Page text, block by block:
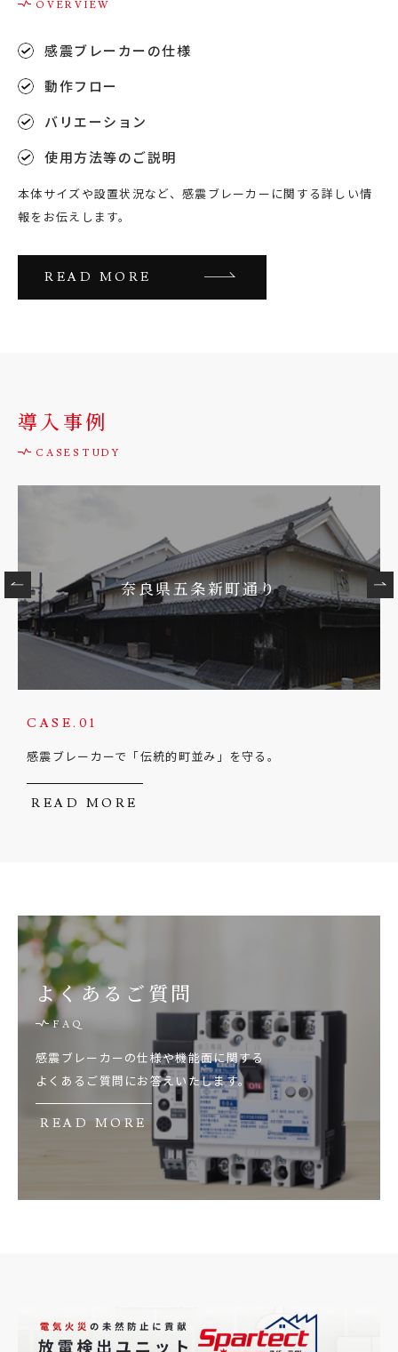
感震ブレーカーの仕様
動作フロー
バリエーション
使用方法等のご説明
本体サイズや設置状況など、感震ブレーカーに関する詳しい情
報をお伝えします。
READ MORE
導入事例
奈良県五条新町通り
CASE.01
感震ブレーカーで「伝統的町並み」を守る。
READ MORE
よくあるご質問
感震ブレーカーの仕様や機能面に関する
よくあるご質問にお答えいたします。
READ MORE